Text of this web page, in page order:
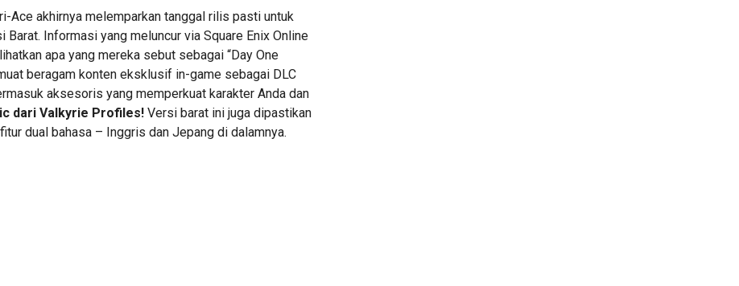
Ace akhirnya melemparkan tanggal rilis pasti untuk
Barat. Informasi yang meluncur via Square Enix Online
apa yang mereka sebut sebagai “Day One
beragam konten eksklusif in-game sebagai DLC
aksesoris yang memperkuat karakter Anda dan
dari Valkyrie Profiles!Versi barat ini juga dipastikan
dual bahasa – Inggris dan Jepang di dalamnya.